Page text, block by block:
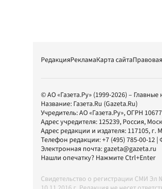
РедакцияРекламаКарта сайта
© АО «Газета.Ру» (1999-2026) – Главные
Название: Газета.Ru (Gazeta.Ru)
Учредитель:АО «Газета.Ру», ОГРН
Адрес учредителя: 125239, Россия,
Адрес редакции и издателя: 117105, г.
Телефон редакции:+7 (495) 785-00-12 |
Электронная почта:gazeta@gazeta.ru
Нашли опечатку? Нажмите Ctrl+Enter
Свидетельство о регистрации СМИ